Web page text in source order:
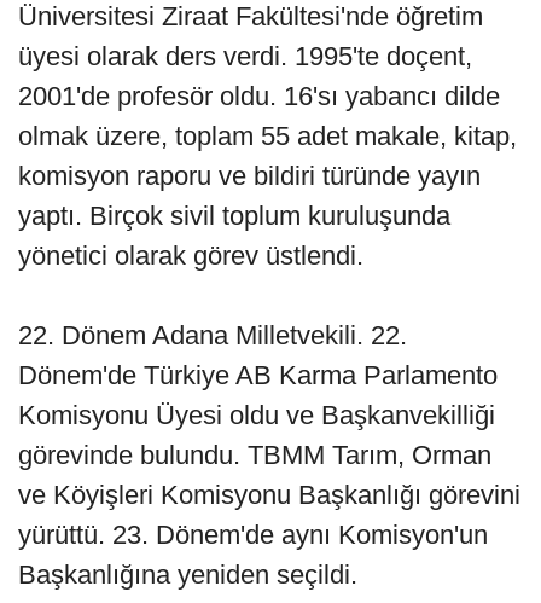
Üniversitesi Ziraat Fakültesi'nde öğretim
üyesi olarak ders verdi. 1995'te doçent,
2001'de profesör oldu. 16'sı yabancı dilde
olmak üzere, toplam 55 adet makale, kitap,
komisyon raporu ve bildiri türünde yayın
yaptı. Birçok sivil toplum kuruluşunda
yönetici olarak görev üstlendi.
22. Dönem Adana Milletvekili. 22.
Dönem'de Türkiye AB Karma Parlamento
Komisyonu Üyesi oldu ve Başkanvekilliği
görevinde bulundu. TBMM Tarım, Orman
ve Köyişleri Komisyonu Başkanlığı görevini
yürüttü. 23. Dönem'de aynı Komisyon'un
Başkanlığına yeniden seçildi.